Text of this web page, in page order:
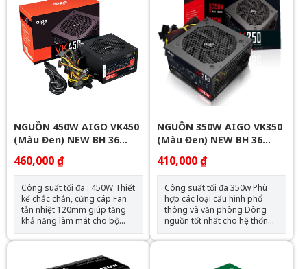
quyền Hỗ trợ tất cả các dòng
CPU Intel& AMD BOX( kèm
cable 1.2m- tiêu chuẩn Châu
Âu) ATA Connector: 02 SATA
Connector: 03 PCI-E
Connector( 6+2 pins): 02
nguồn tối đa: 150mm Khối
lượng Số lượng cable kết nối1
x ATX 24-PIN (20+4) dài
650mm 2 x CPU 8-PIN (4+4)
dài 650mm 1 x PCIe 6+2 Pins
x 2 dài 500mm+150mm 4 x
SATA (4 SATA) dài
450+150+150mm 2 x
PERIPHERAL (4-PIN)
NGUỒN 450W AIGO VK450
(Màu Đen) NEW BH 36
460,000 ₫
Công suất tối đa : 450W Thiết
kế chắc chắn, cứng cáp Fan
tản nhiệt 120mm giúp tăng
khả năng làm mát cho bộ
nguồn Phù hợp: Cấu hình phổ
thông, văn phòng
NGUỒN 350W AIGO VK350
(Màu Đen) NEW BH 36
410,000 ₫
Công suất tối đa 350w Phù
hợp các loại cấu hình phổ
thông và văn phòng Dòng
nguồn tốt nhất cho hệ thống
tầm trung Thiết kế VX top
cover mới mẻ và tinh tế.